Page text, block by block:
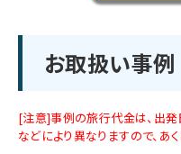
お取扱い事例
[注意]事例の旅行代金は、出発
などにより異なりますので、あ